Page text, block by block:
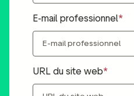
Taguer
E-mail professionnel
URL du site web